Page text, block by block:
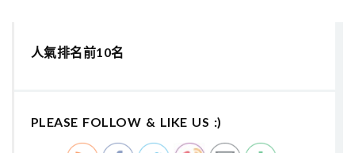
人氣排名前10名
PLEASE FOLLOW & LIKE US :)